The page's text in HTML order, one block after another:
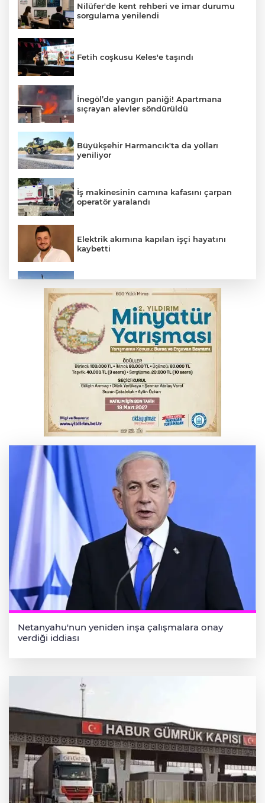
Nilüfer'de kent rehberi ve imar durumu
sorgulama yenilendi
Fetih coşkusu Keles'e taşındı
İnegöl’de yangın paniği! Apartmana
sıçrayan alevler söndürüldü
Büyükşehir Harmancık'ta da yolları
yeniliyor
İş makinesinin camına kafasını çarpan
operatör yaralandı
Elektrik akımına kapılan işçi hayatını
kaybetti
hayatını kaybetti
Arabesk müziğin acı kaybı! Cansever
sevenlerini yasa boğdu
Bursa'da Mustafa Keser'den müzik ve
kahkaha dolu gece
Otomobil kanala uçtu: 2 yaralı
Netanyahu'nun yeniden inşa çalışmalara onay
verdiği iddiası